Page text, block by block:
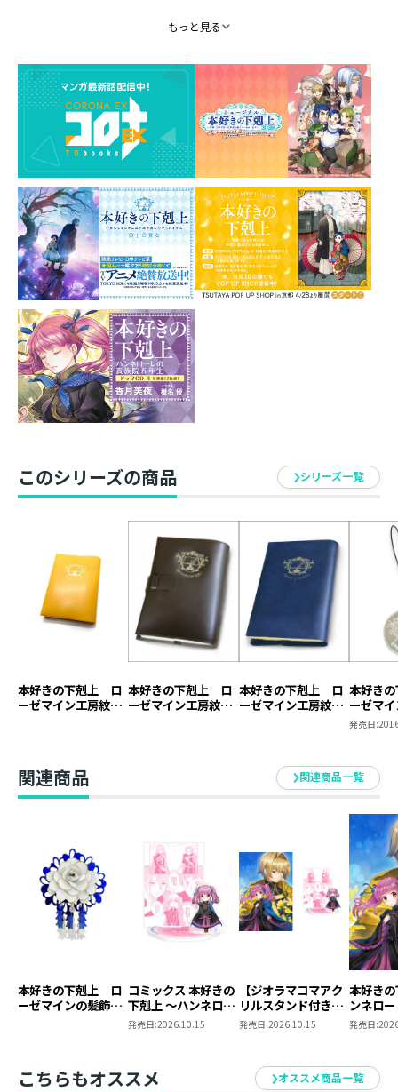
幅約40mmのちょっと幅広なマスキングテープ。
ノートや収納BOXのデコレーションにピッタリです！
※こちらの商品は『本好きの下剋上 司書になるためには
手段を選んでいられません』TSUTAYA POP UP SHOP第
3弾にて、先行販売していた商品です。
カラー ： カラー印刷
素材 ： 和紙
サイズ ： 約40mm×3m
イラスト ： 椎名優
発売元 ： TOブックス
もっと見る
このシリーズの商品 シリーズ一覧
本好きの下剋上 ロ
ーゼマイン工房紋章
本好きの下剋上 ロ
ーゼマイン工房紋章
本好きの下剋上 ロ
ーゼマイン工房紋章
本好き
ーゼマ
キーホ
発売日:
関連商品 関連商品一覧
本好きの下剋上 ロ
ーゼマインの髪飾り
コミックス 本好きの
下剋上 ～ハンネロー
レの貴族院五年生～
（1巻4話）
発売日:2026.10.15
【ジオラマコマアク
リルスタンド付き】
本好きの下剋上 ～ハ
たいお姫様 2」（コ
ミックス）
発売日:2026.10.15
本好き
ンネロ
五年生
発売日:
こちらもオススメ オススメ商品一覧